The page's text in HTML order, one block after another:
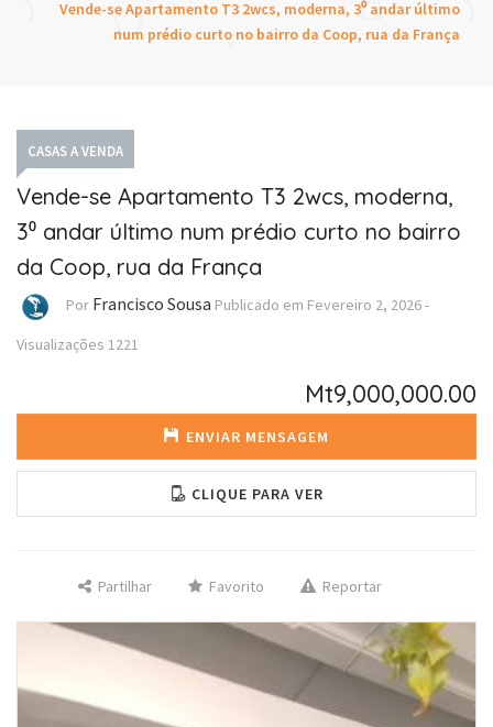
Vende-se Apartamento T3 2wcs, moderna, 3⁰ andar último
num prédio curto no bairro da Coop, rua da França
CASAS A VENDA
Vende-se Apartamento T3 2wcs, moderna,
3⁰ andar último num prédio curto no bairro
da Coop, rua da França
Por Francisco Sousa Publicado em Fevereiro 2, 2026-
Visualizações 1221
Mt9,000,000.00
ENVIAR MENSAGEM
CLIQUE PARA VER
Partilhar Favorito Reportar